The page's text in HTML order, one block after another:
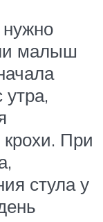
малыш
При
стула у